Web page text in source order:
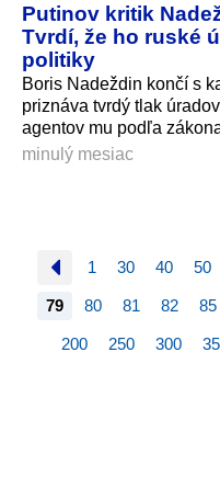
Putinov kritik
Tvrdí, že ho ruské
politiky
Boris Nadeždin končí s
priznáva tvrdý tlak
agentov mu podľa
minulý mesiac
1 30 40 50
79 80 81 82 85
200 250 300